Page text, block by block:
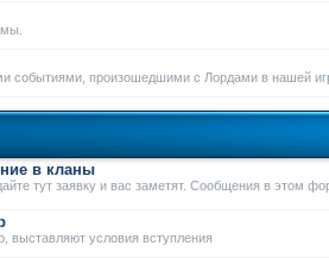
событиями, произошедшими с Лордами в нашей
в кланы
тут заявку и вас заметят. Сообщения в этом
выставляют условия вступления